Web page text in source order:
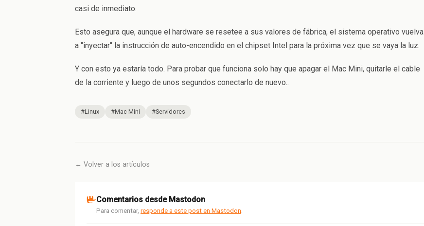
casi de inmediato.
Esto asegura que, aunque el hardware se resetee a sus valores de fábrica, el sistema operativo vuelva
a "inyectar" la instrucción de auto-encendido en el chipset Intel para la próxima vez que se vaya la luz.
Y con esto ya estaría todo. Para probar que funciona solo hay que apagar el Mac Mini, quitarle el cable
de la corriente y luego de unos segundos conectarlo de nuevo..
#Linux #Mac Mini #Servidores
← Volver a los artículos
Comentarios desde Mastodon
Para comentar, responde a este post en Mastodon